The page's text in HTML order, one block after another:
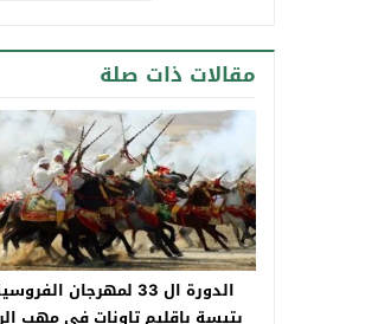
مقالات ذات صلة
الدورة ال 33 لمهرجان
بتيسة بإقليم تاونات في مهب